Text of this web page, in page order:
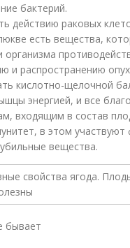
бактерий.
действию раковых
есть вещества,
и распространению
кислотно-щелочной
энергией, и все
входящим в состав
в этом
вещества.
бывает